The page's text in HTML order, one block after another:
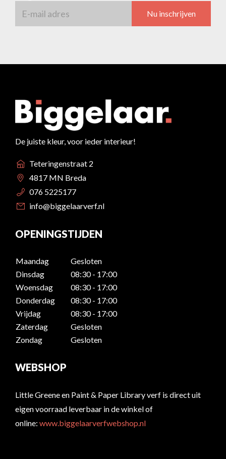
Nu inschrijven
De juiste kleur, voor ieder interieur!
Teteringenstraat 2
4817 MN Breda
076 5225177
info@biggelaarverf.nl
OPENINGSTIJDEN
Maandag
Gesloten
Dinsdag
08:30 - 17:00
Woensdag
08:30 - 17:00
Donderdag
08:30 - 17:00
Vrijdag
08:30 - 17:00
Zaterdag
Gesloten
Zondag
Gesloten
WEBSHOP
Little Greene en Paint & Paper Library verf is direct uit
eigen voorraad leverbaar in de winkel of
online: www.biggelaarverfwebshop.nl